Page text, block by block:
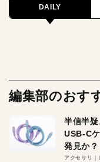
DAILY
編集部のおす
半信半
USB-C
発見か？
アクセサリ